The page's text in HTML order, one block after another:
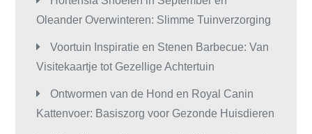
Oleander Overwinteren: Slimme Tuinverzorging
Voortuin Inspiratie en Stenen Barbecue: Van
Visitekaartje tot Gezellige Achtertuin
Ontwormen van de Hond en Royal Canin
Kattenvoer: Basiszorg voor Gezonde Huisdieren